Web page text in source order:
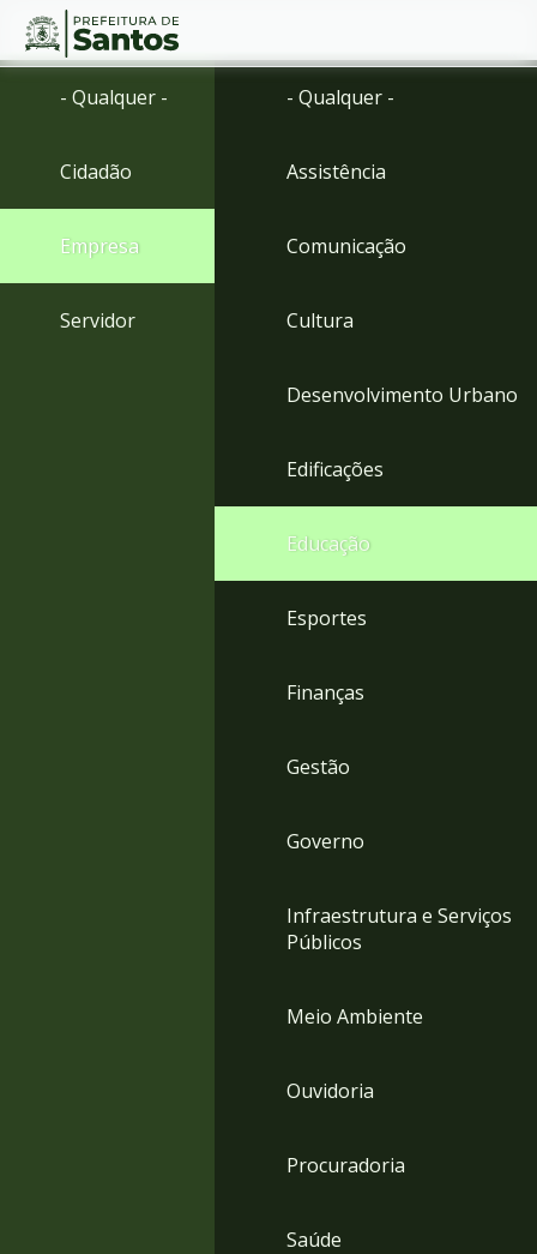
Ir
Ir
menu
Conteúdo
- Qualquer -
Cidadão
Empresa
Servidor
- Qualquer -
Assistência
Comunicação
Cultura
Desenvolvimento Urbano
Edificações
Educação
Esportes
Finanças
Gestão
Governo
Infraestrutura e Serviços
Públicos
Meio Ambiente
Ouvidoria
Procuradoria
Saúde